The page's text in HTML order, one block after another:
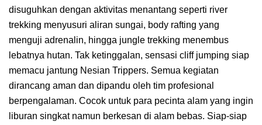
disuguhkan dengan aktivitas menantang seperti river
trekking menyusuri aliran sungai, body rafting yang
menguji adrenalin, hingga jungle trekking menembus
lebatnya hutan. Tak ketinggalan, sensasi cliff jumping siap
memacu jantung Nesian Trippers. Semua kegiatan
dirancang aman dan dipandu oleh tim profesional
berpengalaman. Cocok untuk para pecinta alam yang ingin
liburan singkat namun berkesan di alam bebas. Siap-siap